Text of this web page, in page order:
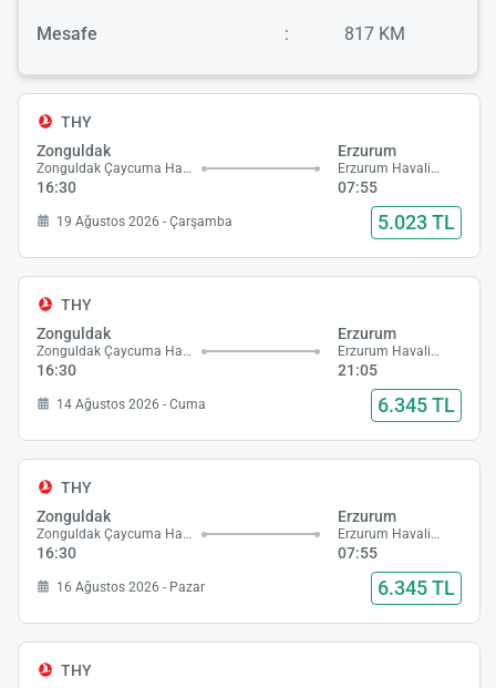
Mesafe : 817 KM
THY
Zonguldak
Zonguldak Çaycuma Havalimanı
16:30
Erzurum
Erzurum Havalimanı
07:55
19 Ağustos 2026 - Çarşamba 5.023 TL
THY
Zonguldak
Zonguldak Çaycuma Havalimanı
16:30
Erzurum
Erzurum Havalimanı
21:05
14 Ağustos 2026 - Cuma 6.345 TL
THY
Zonguldak
Zonguldak Çaycuma Havalimanı
16:30
Erzurum
Erzurum Havalimanı
07:55
16 Ağustos 2026 - Pazar 6.345 TL
THY